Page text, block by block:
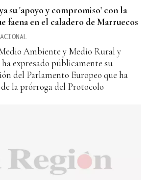
su 'apoyo y compromiso' con la
faena en el caladero de Marruecos
Ambiente y Medio Rural y
expresado públicamente su
del Parlamento Europeo que ha
la prórroga del Protocolo